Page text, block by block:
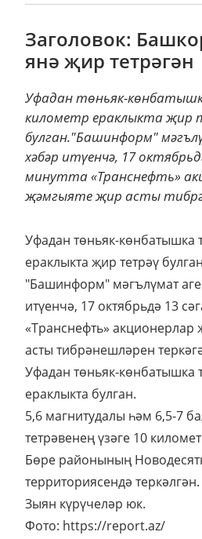
Заголовок:
янә җир тетрәгән
Уфадан төньяк-
километр ераклыкта җир
булган."Башинформ"
хәбәр итүенчә, 17
минутта «Транснефть»
җәмгыяте җир асты
Уфадан төньяк-көнбатышка
ераклыкта җир тетрәү
"Башинформ" мәгълүмат
итүенчә, 17 октябрьдә 13
«Транснефть»
асты тибрәнешләрен
Уфадан төньяк-көнбатышка
ераклыкта булган.
5,6 магнитудалы һәм 6,5-7
тетрәвенең үзәге 10
Бөре районының
территориясендә теркәлгән.
Зыян күрүчеләр юк.
Фото: https://report.az/